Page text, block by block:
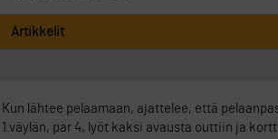
Artikkelit
Kun lähtee pelaamaan, ajattelee, että
1.väylän, par 4, lyöt kaksi avausta outtiin ja